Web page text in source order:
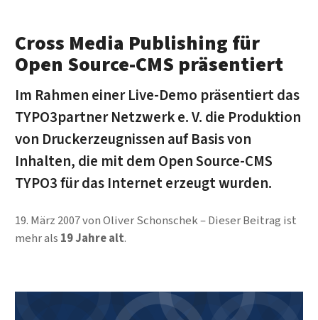
Cross Media Publishing für
Open Source-CMS präsentiert
Im Rahmen einer Live-Demo präsentiert das
TYPO3partner Netzwerk e. V. die Produktion
von Druckerzeugnissen auf Basis von
Inhalten, die mit dem Open Source-CMS
TYPO3 für das Internet erzeugt wurden.
19. März 2007vonOliver Schonschek
Dieser Beitrag ist
mehr als 19 Jahre alt.